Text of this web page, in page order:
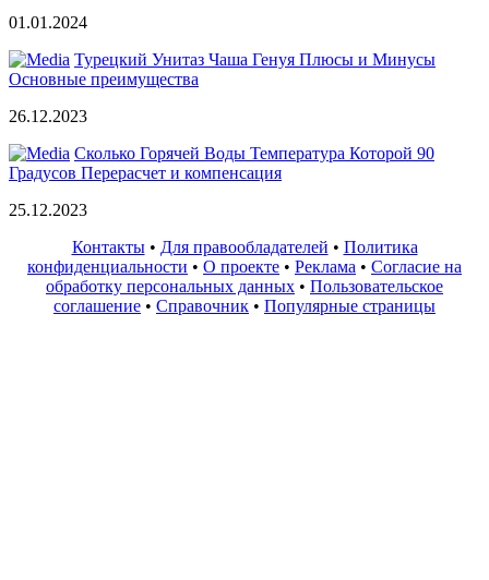
01.01.2024
Турецкий Унитаз Чаша Генуя Плюсы и Минусы
Основные преимущества
26.12.2023
Сколько Горячей Воды Температура Которой 90
Градусов Перерасчет и компенсация
25.12.2023
Контакты• Для правообладателей • Политика
конфиденциальности • О проекте • Реклама • Согласие на
обработку персональных данных • Пользовательское
соглашение • Справочник • Популярные страницы